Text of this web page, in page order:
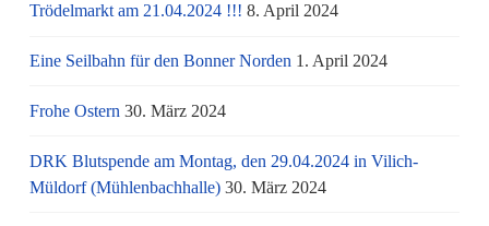
Trödelmarkt am 21.04.2024 !!! 8. April 2024
Eine Seilbahn für den Bonner Norden 1. April 2024
Frohe Ostern 30. März 2024
DRK Blutspende am Montag, den 29.04.2024 in Vilich-
Müldorf (Mühlenbachhalle) 30. März 2024